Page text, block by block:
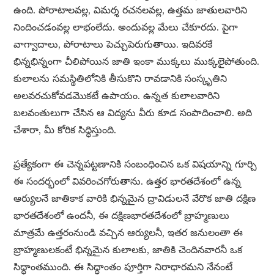
ఉంది. పోరాటాలవల్ల, విమర్శ రచనలవల్ల, ఉత్తమ జాతులవారిని
నిందించడంవల్ల లాభంలేదు. అందువల్ల మేలు చేకూరదు. పైగా
వాగ్వాదాలు, పోరాటాలు పెచ్చుపెరుగుతాయి. ఇదివరకే
భిన్నభిన్నంగా చీలిపోయిన జాతి ఇంకా ముక్కలు ముక్కలైపోతుంది.
కులాలను సమస్థితిలోనికి తీసుకొని రావడానికి సంస్కృతిని
అలవరచుకోవడమొకటే ఉపాయం. ఉన్నత కులాలవారిని
బలవంతులుగా చేసిన ఆ విద్యను వీరు కూడ సంపాదించాలి. అది
చేశారా, మీ కోరిక సిద్ధిస్తుంది.
ప్రత్యేకంగా ఈ చెన్నపట్టణానికి సంబంధించిన ఒక విషయాన్ని గూర్చి
ఈ సందర్భంలో వివరించగోరుతాను. ఉత్తర భారతదేశంలో ఉన్న
ఆర్యులనే జాతికాక వారికి భిన్నమైన ద్రావిడులనే వేరొక జాతి దక్షిణ
భారతదేశంలో ఉందనీ, ఈ దక్షిణభారతదేశంలో బ్రాహ్మణులు
మాత్రమే ఉత్తరంనుండి వచ్చిన ఆర్యులనీ, ఇతర జనులంతా ఈ
బ్రాహ్మణులకంటే భిన్నమైన కులాలకు, జాతికి చెందినవారనీ ఒక
సిద్ధాంతముంది. ఈ సిద్ధాంతం పూర్తిగా నిరాధారమని నేనంటే